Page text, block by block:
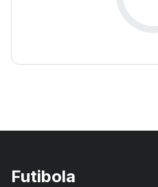
Futibola